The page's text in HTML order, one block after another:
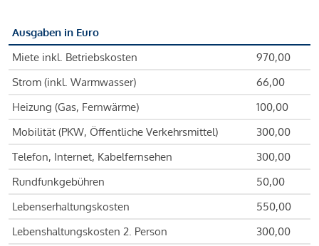
Ausgaben in Euro
Miete inkl. Betriebskosten
970,00
Strom (inkl. Warmwasser)
66,00
Heizung (Gas, Fernwärme)
100,00
Mobilität (PKW, Öffentliche Verkehrsmittel)
300,00
Telefon, Internet, Kabelfernsehen
300,00
Rundfunkgebühren
50,00
Lebenserhaltungskosten
550,00
Lebenshaltungskosten 2. Person
300,00